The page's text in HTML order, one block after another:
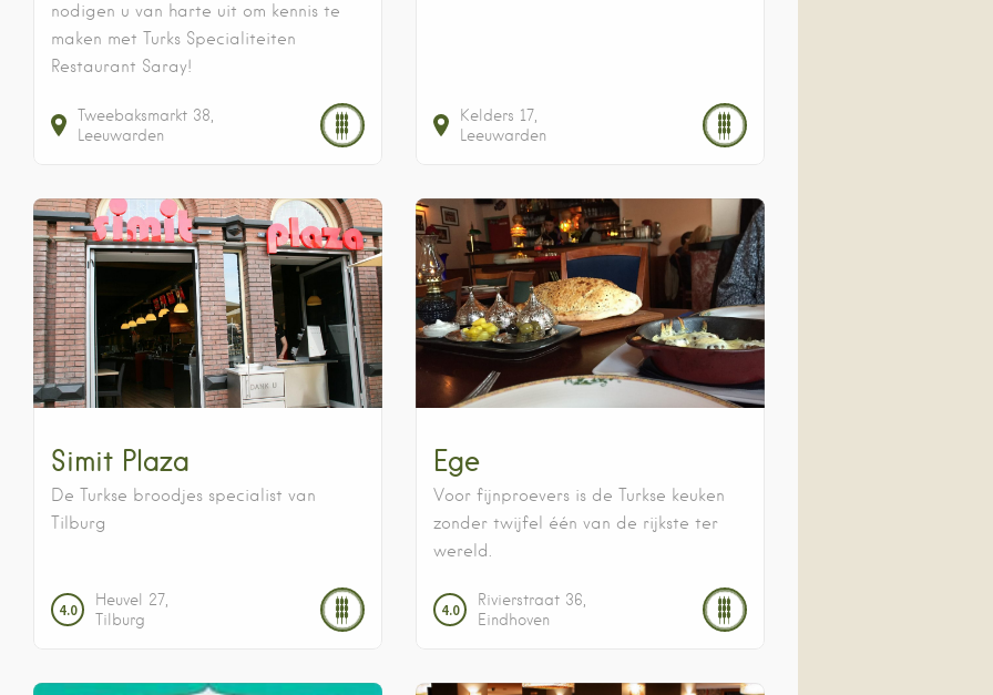
nodigen u van harte uit om kennis te
maken met Turks Specialiteiten
Restaurant Saray!
Tweebaksmarkt 38
Leeuwarden
Kelders 17
Leeuwarden
Simit Plaza
De Turkse broodjes specialist van
Tilburg
4.0
Heuvel
27
Tilburg
Ege
Voor fijnproevers is de Turkse keuken
zonder twijfel één van de rijkste ter
wereld.
4.0
Rivierstraat 36
Eindhoven